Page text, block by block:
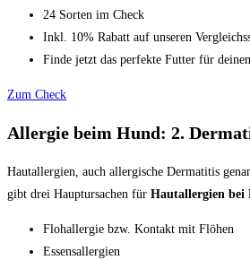
24 Sorten im Check
Inkl. 10% Rabatt auf unseren
Finde jetzt das perfekte Futter für
Zum Check
Allergie beim Hund: 2.
Hautallergien, auch allergische Dermatitis
gibt drei Hauptursachen für Hautallergien bei
Flohallergie bzw. Kontakt mit Flöhen
Essensallergien